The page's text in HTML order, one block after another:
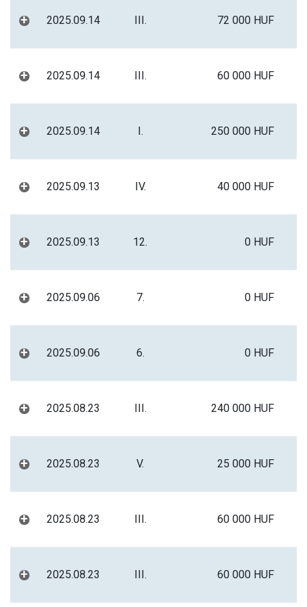
+ 2025.09.14 III. 72 000 HUF
+ 2025.09.14 III. 60 000 HUF
+ 2025.09.14 I. 250 000 HUF
+ 2025.09.13 IV. 40 000 HUF
+ 2025.09.13 12. 0 HUF
+ 2025.09.06 7. 0 HUF
+ 2025.09.06 6. 0 HUF
+ 2025.08.23 III. 240 000 HUF
+ 2025.08.23 V. 25 000 HUF
+ 2025.08.23 III. 60 000 HUF
+ 2025.08.23 III. 60 000 HUF